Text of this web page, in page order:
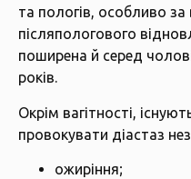
та пологів, особливо за
післяпологового
поширена й серед
років.
Окрім вагітності,
провокувати діастаз
ожиріння;